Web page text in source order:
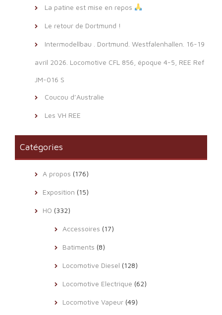
La patine est mise en repos
Le retour de Dortmund !
Intermodellbau . Dortmund. Westfalenhallen. 16-19
avril 2026. Locomotive CFL 856, époque 4-5, REE Ref
JM-016 S
Coucou d’Australie
Les VH REE
Catégories
A propos (176)
Exposition (15)
HO (332)
Accessoires (17)
Batiments (8)
Locomotive Diesel (128)
Locomotive Electrique (62)
Locomotive Vapeur (49)